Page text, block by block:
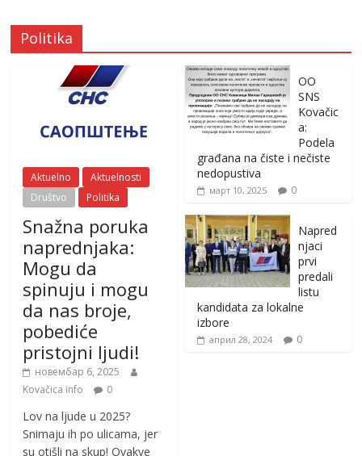
Politika
Aktuelno
Aktuelnosti
Društvo
Politika
Snažna poruka
naprednjaka:
Mogu da
spinuju i mogu
da nas broje,
pobediće
pristojni ljudi!
новембар 6, 2025
Kovačica info
0
Lov na ljude u 2025?
Snimaju ih po ulicama, jer
su otišli na skup! Ovakve
OO
SNS
Kovačic
a:
Podela
građana na čiste i nečiste
nedopustiva
март 10, 2025 0
Napred
njaci
prvi
predali
listu
kandidata za lokalne
izbore
април 28, 2024 0